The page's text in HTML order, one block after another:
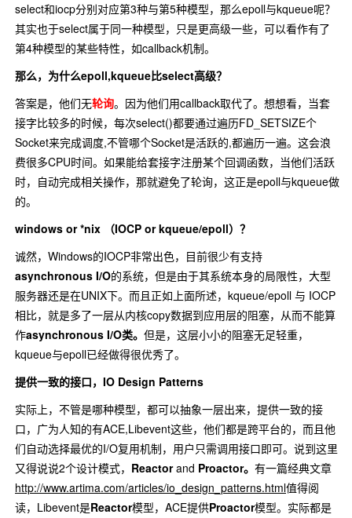
select和iocp分别对应第3种与第5种模型，那么epoll与kqueue呢？
其实也于select属于同一种模型，只是更高级一些，可以看作有了
第4种模型的某些特性，如callback机制。
那么，为什么epoll,kqueue比select高级？
答案是，他们无轮询。因为他们用callback取代了。想想看，当套
接字比较多的时候，每次select()都要通过遍历FD_SETSIZE个
Socket来完成调度,不管哪个Socket是活跃的,都遍历一遍。这会浪
费很多CPU时间。如果能给套接字注册某个回调函数，当他们活跃
时，自动完成相关操作，那就避免了轮询，这正是epoll与kqueue做
的。
windows or *nix （IOCP or kqueue/epoll）？
诚然，Windows的IOCP非常出色，目前很少有支持
asynchronous I/O的系统，但是由于其系统本身的局限性，大型
服务器还是在UNIX下。而且正如上面所述，kqueue/epoll 与 IOCP
相比，就是多了一层从内核copy数据到应用层的阻塞，从而不能算
作asynchronous I/O类。 但是，这层小小的阻塞无足轻重，
kqueue与epoll已经做得很优秀了。
提供一致的接口，IO Design Patterns
实际上，不管是哪种模型，都可以抽象一层出来，提供一致的接
口，广为人知的有ACE,Libevent这些，他们都是跨平台的，而且他
们自动选择最优的I/O复用机制，用户只需调用接口即可。说到这里
又得说说2个设计模式， Reactorand Proactor。 有一篇经典文章
http://www.artima.com/articles/io_design_patterns.html值得阅
读，Libevent是Reactor模型，ACE提供Proactor模型。实际都是